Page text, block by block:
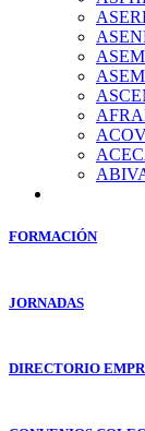
FORMACIÓN
JORNADAS
DIRECTORIO